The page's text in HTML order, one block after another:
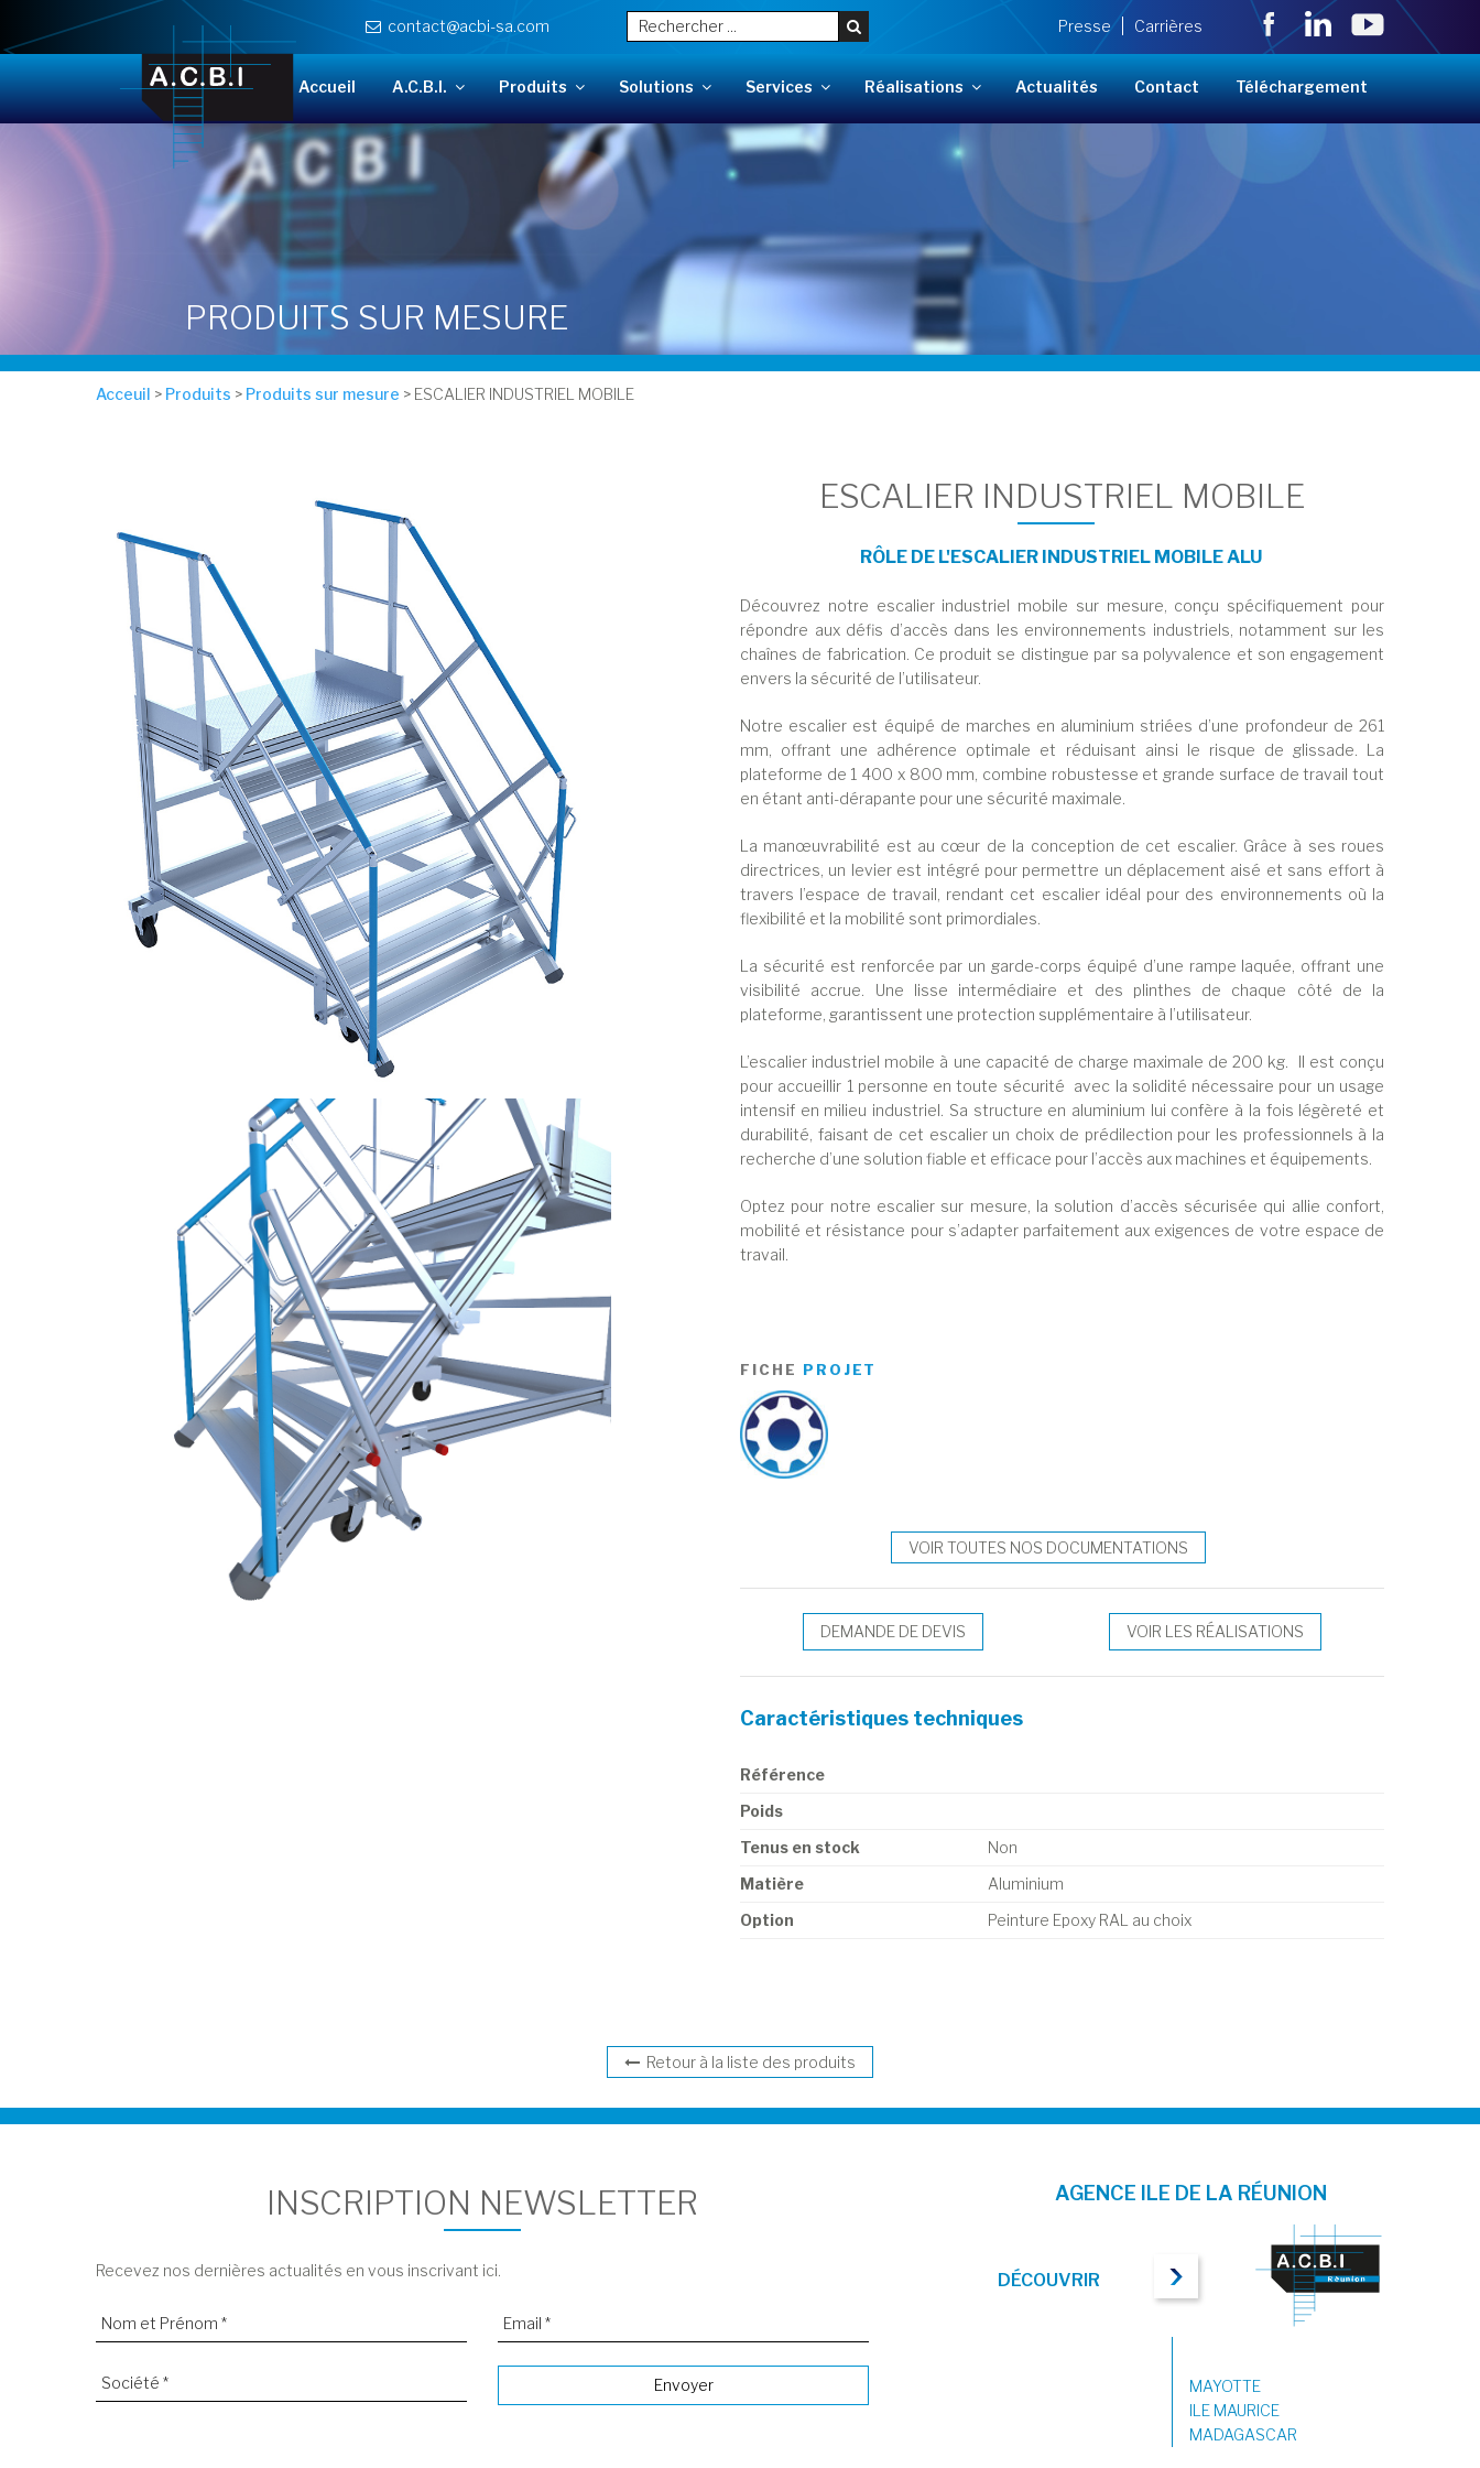
contact@acbi-sa.com Presse Carrières
Accueil A.C.B.I. Produits Solutions Services Réalisations Actualités Contact Téléchargement
PRODUITS SUR MESURE
Acceuil > Produits > Produits sur mesure > ESCALIER INDUSTRIEL MOBILE
ESCALIER INDUSTRIEL MOBILE
RÔLE DE L'ESCALIER INDUSTRIEL MOBILE ALU
Découvrez notre escalier industriel mobile sur mesure, conçu spécifiquement pour
répondre aux défis d’accès dans les environnements industriels, notamment sur les
chaînes de fabrication. Ce produit se distingue par sa polyvalence et son engagement
envers la sécurité de l’utilisateur.
Notre escalier est équipé de marches en aluminium striées d’une profondeur de 261
mm, offrant une adhérence optimale et réduisant ainsi le risque de glissade. La
plateforme de 1 400 x 800 mm, combine robustesse et grande surface de travail tout
en étant anti-dérapante pour une sécurité maximale.
La manœuvrabilité est au cœur de la conception de cet escalier. Grâce à ses roues
directrices, un levier est intégré pour permettre un déplacement aisé et sans effort à
travers l’espace de travail, rendant cet escalier idéal pour des environnements où la
flexibilité et la mobilité sont primordiales.
La sécurité est renforcée par un garde-corps équipé d’une rampe laquée, offrant une
visibilité accrue. Une lisse intermédiaire et des plinthes de chaque côté de la
plateforme, garantissent une protection supplémentaire à l’utilisateur.
L’escalier industriel mobile à une capacité de charge maximale de 200 kg. Il est conçu
pour accueillir 1 personne en toute sécurité avec la solidité nécessaire pour un usage
intensif en milieu industriel. Sa structure en aluminium lui confère à la fois légèreté et
durabilité, faisant de cet escalier un choix de prédilection pour les professionnels à la
recherche d’une solution fiable et efficace pour l’accès aux machines et équipements.
Optez pour notre escalier sur mesure, la solution d’accès sécurisée qui allie confort,
mobilité et résistance pour s’adapter parfaitement aux exigences de votre espace de
travail.
FICHE PROJET
VOIR TOUTES NOS DOCUMENTATIONS
DEMANDE DE DEVIS VOIR LES RÉALISATIONS
Caractéristiques techniques
Référence
Poids
Tenus en stock
Non
Matière
Aluminium
Option
Peinture Epoxy RAL au choix
Retour à la liste des produits
INSCRIPTION NEWSLETTER
Recevez nos dernières actualités en vous inscrivant ici.
AGENCE ILE DE LA RÉUNION
DÉCOUVRIR
MAYOTTE
ILE MAURICE
MADAGASCAR
Cookies management panel